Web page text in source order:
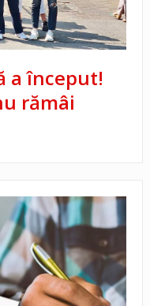
a început!
rămâi